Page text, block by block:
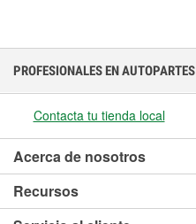
PROFESIONALES EN AUTOPARTES
Contacta tu tienda local
Acerca de nosotros
Recursos